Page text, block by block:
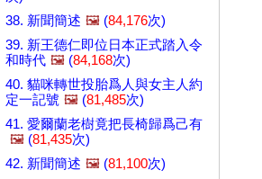
38. 新聞簡述 🖼️ (84,176次)
39. 新王德仁即位日本正式踏入令
和時代 🖼️ (84,168次)
40. 貓咪轉世投胎爲人與女主人約
定一記號 🖼️ (81,485次)
41. 愛爾蘭老樹竟把長椅歸爲己有
🖼️ (81,435次)
42. 新聞簡述 🖼️ (81,100次)